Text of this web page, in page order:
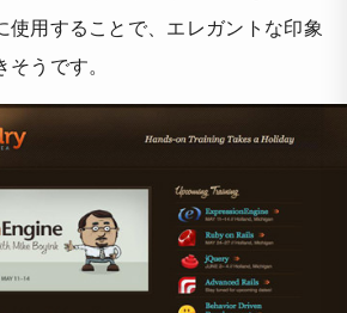
使用することで、エレガントな印象
うです。